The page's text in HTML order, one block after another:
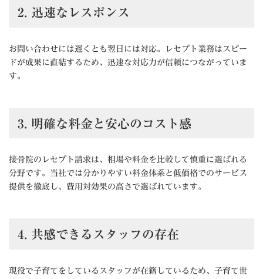
2. 迅速なレスポンス
お問い合わせには遅くとも翌日には対応。レセプト業務はスピー
ドが成果に直結するため、迅速な対応力が信頼につながっていま
す。
3. 明確な料金と安心のコスト感
接骨院のレセプト請求は、相場や料金を比較して慎重に選ばれる
分野です。当社では分かりやすい料金体系と低価格でのサービス
提供を徹底し、費用対効果の高さで選ばれています。
4. 共感できるスタッフの存在
現役で子育てをしているスタッフが在籍しているため、子育て世